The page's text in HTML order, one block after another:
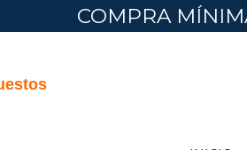
COMPRA